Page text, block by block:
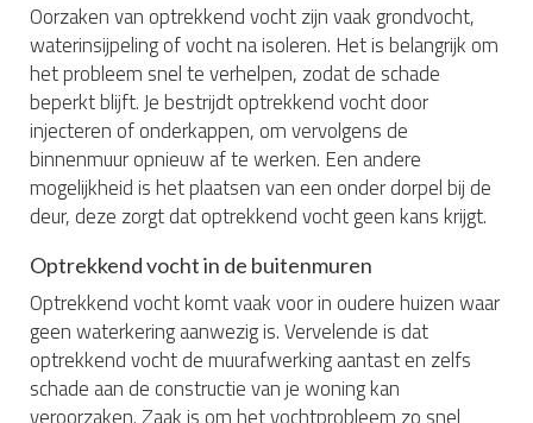
Oorzaken van optrekkend vocht zijn vaak grondvocht,
waterinsijpeling of vocht na isoleren. Het is belangrijk om
het probleem snel te verhelpen, zodat de schade
beperkt blijft. Je bestrijdt optrekkend vocht door
injecteren of onderkappen, om vervolgens de
binnenmuur opnieuw af te werken. Een andere
mogelijkheid is het plaatsen van een onder dorpel bij de
deur, deze zorgt dat optrekkend vocht geen kans krijgt.
Optrekkend vocht in de buitenmuren
Optrekkend vocht komt vaak voor in oudere huizen waar
geen waterkering aanwezig is. Vervelende is dat
optrekkend vocht de muurafwerking aantast en zelfs
schade aan de constructie van je woning kan